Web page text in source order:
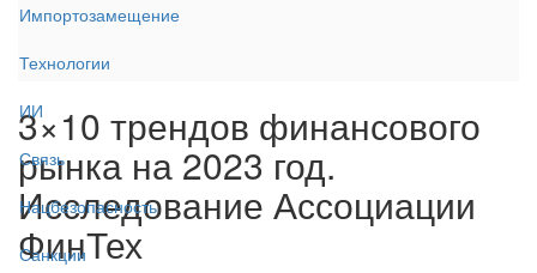
Импортозамещение
Технологии
ИИ
Связь
Нацбезопасность
Санкции
3×10 трендов финансового
рынка на 2023 год.
Исследование Ассоциации
ФинТех